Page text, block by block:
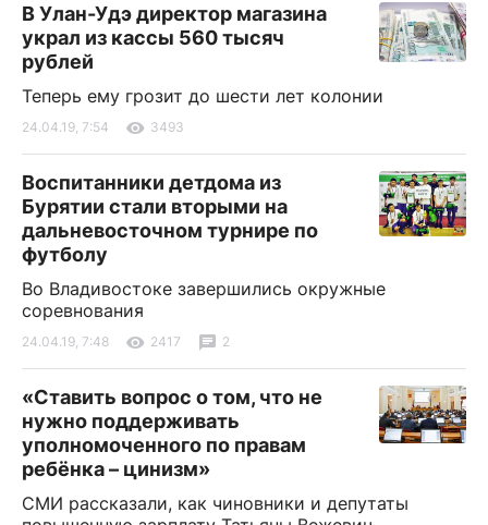
В Улан-Удэ директор магазина
украл из кассы 560 тысяч
рублей
Теперь ему грозит до шести лет колонии
24.04.19, 7:54 3493
Воспитанники детдома из
Бурятии стали вторыми на
дальневосточном турнире по
футболу
Во Владивостоке завершились окружные
соревнования
24.04.19, 7:48 2417 2
«Ставить вопрос о том, что не
нужно поддерживать
уполномоченного по правам
ребёнка – цинизм»
СМИ рассказали, как чиновники и депутаты